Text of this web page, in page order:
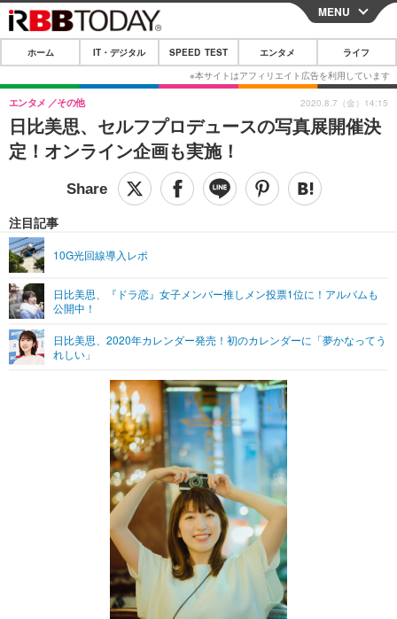
CLOSE
ホーム
IT・デジタル
IT・デジタルTOP スマートフォン
ショッピング その他
SPEED TEST
エンタメTOP 映画・ドラマ
グラビア
ショッピング その他
ライフTOP
その他
リリース一覧
プッシュ通知の停止方法
MENU
ホーム IT・デジタル SPEED TEST エンタメ ライフ
日比美思、セルフプロデュースの写真展開催決
定！オンライン企画も実施！
エンタメ その他
注目記事
10G光回線導入レポ
日比美思、『ドラ恋』女子メンバー推しメン投票1位に！アルバムも
公開中！
日比美思、2020年カレンダー発売！初のカレンダーに「夢かなってう
れしい」
2020.8.7（金）14:15